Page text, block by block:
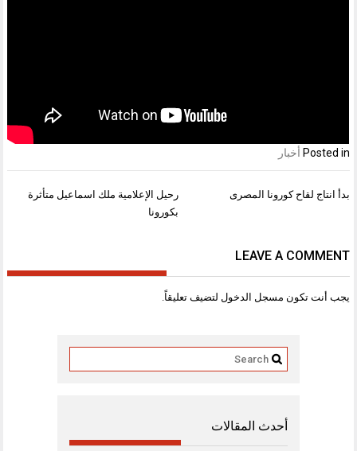
Posted in أخبار
تصفّح
رحيل الإعلامية ملك اسماعيل متأثرة
بكورونا
بدأ انتاج لقاح كورونا المصرى
LEAVE A COMMENT
يجب أنت تكون مسجل الدخول لتضيف تعليقاً.
أحدث المقالات